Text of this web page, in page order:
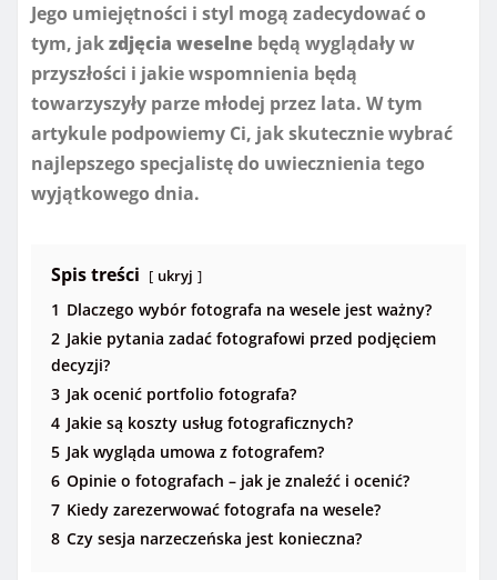
Jego umiejętności i styl mogą zadecydować o
tym, jakzdjęcia weselne będą wyglądały w
przyszłości i jakie wspomnienia będą
towarzyszyły parze młodej przez lata. W tym
artykule podpowiemy Ci, jak skutecznie wybrać
najlepszego specjalistę do uwiecznienia tego
wyjątkowego dnia.
Spis treści ukryj
1 Dlaczego wybór fotografa na wesele jest ważny?
2 Jakie pytania zadać fotografowi przed podjęciem
decyzji?
3 Jak ocenić portfolio fotografa?
4 Jakie są koszty usług fotograficznych?
5 Jak wygląda umowa z fotografem?
6 Opinie o fotografach – jak je znaleźć i ocenić?
7 Kiedy zarezerwować fotografa na wesele?
8 Czy sesja narzeczeńska jest konieczna?